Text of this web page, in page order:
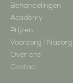
Behandelingen
Academy
Prijzen
Voorzorg | Nazorg
Over ons
Contact